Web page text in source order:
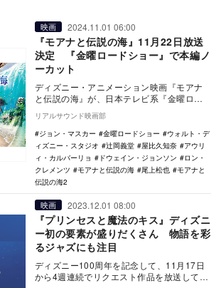
映画 2024.11.01 06:00
『モアナと伝説の海』11月22日放送
決定 『金曜ロードショー』で本編ノ
ーカット
ディズニー・アニメーション映画『モアナ
と伝説の海』が、日本テレビ系『金曜ロー
ドショー』にて11月22日21時より本編ノー
カット放…
リアルサウンド映画部
ジョン・マスカー
金曜ロードショー
ウォルト・デ
ィズニー・スタジオ
辻岡義堂 屋比久知奈
アウリ
ィ・カルバーリョ
ドウェイン・ジョンソン
ロン・
クレメンツ
モアナと伝説の海 尾上松也
モアナと
伝説の海2
映画 2023.12.01 08:00
『プリンセスと魔法のキス』ディズニ
ー初の要素が盛りだくさん 物語を彩
るジャズにも注目
ディズニー100周年を記念して、11月17日
から4週連続でリクエスト作品を放送してい